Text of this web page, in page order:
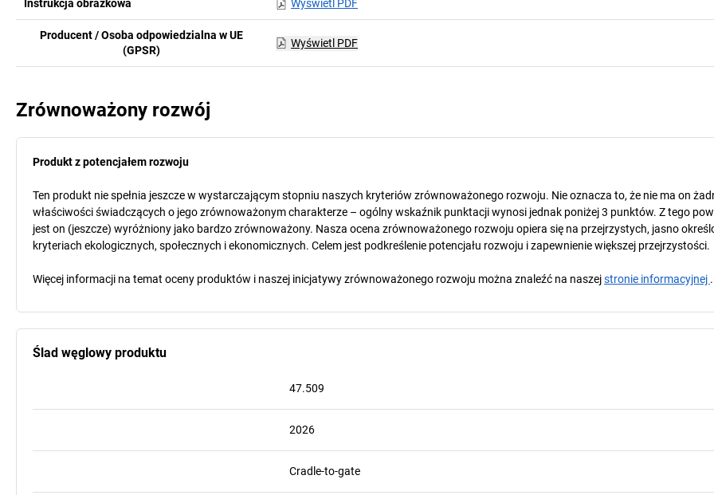
Instrukcja obrazkowa Wyświetl PDF
Producent / Osoba odpowiedzialna w UE
(GPSR)
Wyświetl PDF
Zrównoważony rozwój
Produkt z potencjałem rozwoju
Ten produkt nie spełnia jeszcze w wystarczającym stopniu naszych kryteriów zrównoważonego rozwoju. Nie oznacza to, że nie ma on
właściwości świadczących o jego zrównoważonym charakterze – ogólny wskaźnik punktacji wynosi jednak poniżej 3 punktów. Z tego
jest on (jeszcze) wyróżniony jako bardzo zrównoważony. Nasza ocena zrównoważonego rozwoju opiera się na przejrzystych, jasno
kryteriach ekologicznych, społecznych i ekonomicznych. Celem jest podkreślenie potencjału rozwoju i zapewnienie większej przejrzystości.
Więcej informacji na temat oceny produktów i naszej inicjatywy zrównoważonego rozwoju można znaleźć na naszejstronie informacyjnej .
Ślad węglowy produktu
47.509
2026
Cradle-to-gate